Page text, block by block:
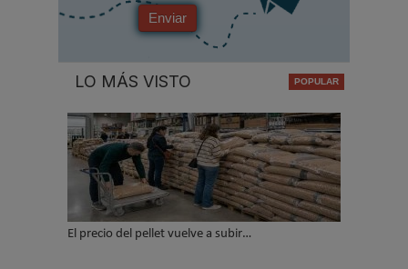
Enviar
LO MÁS VISTO
El precio del pellet vuelve a subir…